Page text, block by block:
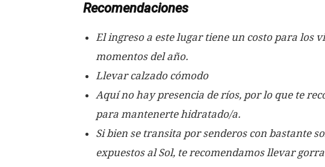
Recomendaciones
El ingreso a este lugar tiene un costo para los
momentos del año.
Llevar calzado cómodo
Aquí no hay presencia de ríos, por lo que te
para mantenerte hidratado/a.
Si bien se transita por senderos con bastante
expuestos al Sol, te recomendamos llevar